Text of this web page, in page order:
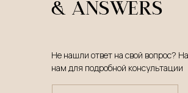
& ANSWERS
Не нашли ответ на свой вопрос?
нам для подробной консультации